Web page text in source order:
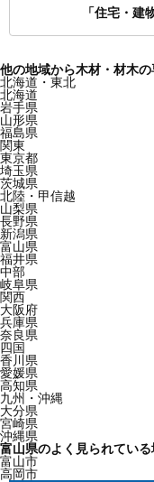
「住宅・建
他の地域から木材・材木
北海道・東北
北海道
岩手県
山形県
福島県
関東
東京都
埼玉県
茨城県
北陸・甲信越
山梨県
長野県
新潟県
富山県
福井県
中部
岐阜県
関西
大阪府
兵庫県
奈良県
四国
香川県
愛媛県
高知県
九州・沖縄
大分県
宮崎県
沖縄県
富山県のよく見られてい
富山市
高岡市